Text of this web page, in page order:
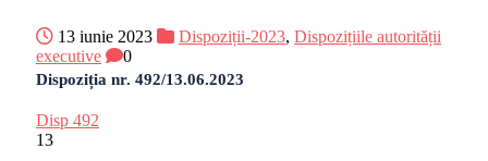
13 iunie 2023 Dispoziții-2023, Dispozițiile autorității
executive
0
Dispoziția nr. 492/13.06.2023
Disp 492
13